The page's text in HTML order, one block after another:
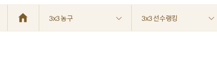
3x3 농구 3x3 선수랭킹